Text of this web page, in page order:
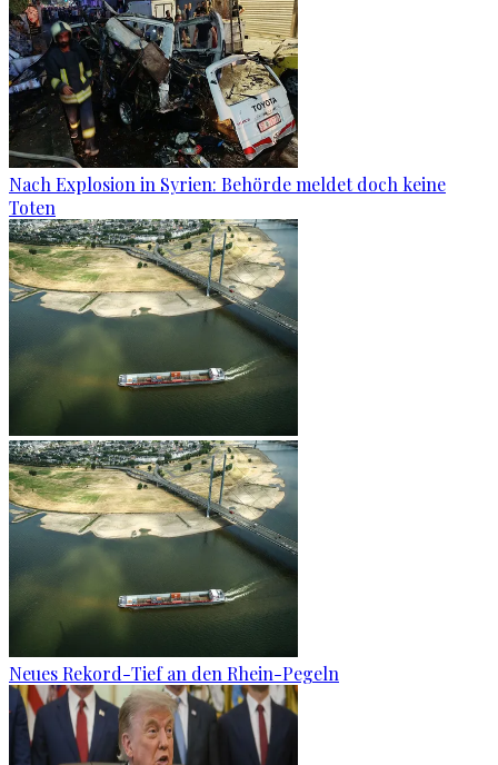
Nach Explosion in Syrien: Behörde meldet doch keine
Toten
Neues Rekord-Tief an den Rhein-Pegeln